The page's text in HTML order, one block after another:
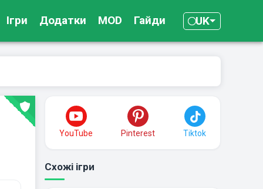
Ігри Додатки MOD Гайди UK
YouTube Pinterest Tiktok
Схожі ігри